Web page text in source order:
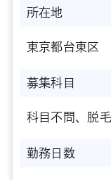
所在地
東京都台東区
募集科目
科目不問、脱
勤務日数